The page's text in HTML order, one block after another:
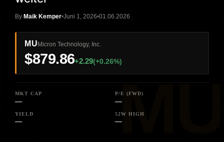
By Maik Kemper Juni 1, 2026 01.06.2026
MU Micron Technology, Inc.
$879.86+2.29(+0.26%)
MKT CAP
—
P/E (FWD)
—
YIELD
—
52W HIGH
—